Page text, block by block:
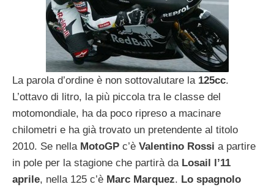
La parola d’ordine è non sottovalutare la 125cc.
L’ottavo di litro, la più piccola tra le classe del
motomondiale, ha da poco ripreso a macinare
chilometri e ha già trovato un pretendente al titolo
2010. Se nella MotoGP c’è Valentino Rossi a partire
in pole per la stagione che partirà da Losail l’11
aprile, nella 125 c’è Marc Marquez. Lo spagnolo